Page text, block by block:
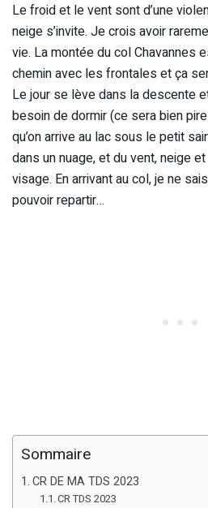
Le froid et le vent sont d’une
neige s’invite. Je crois avoir
vie. La montée du col Chavannes
chemin avec les frontales et ça
Le jour se lève dans la descente
besoin de dormir (ce sera bien
qu’on arrive au lac sous le petit
dans un nuage, et du vent, neige
visage. En arrivant au col, je ne
pouvoir repartir…
Sommaire
CR DE MA TDS 2023
CR TDS 2023